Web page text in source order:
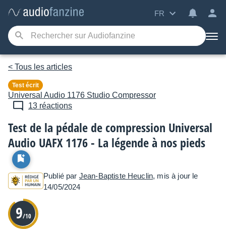
FR
< Tous les articles
Test écrit
Universal Audio 1176 Studio Compressor
13 réactions
Test de la pédale de compression Universal
Audio UAFX 1176 - La légende à nos pieds
Publié par Jean-Baptiste Heuclin, mis à jour le
14/05/2024
9/10